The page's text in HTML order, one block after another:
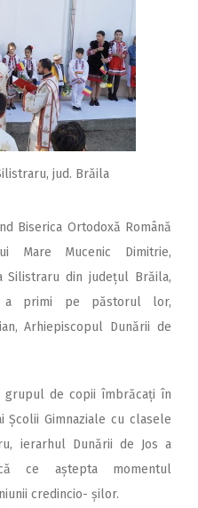
jud. Brăila
Bi­serica Ortodoxă Ro­mână
Mare Mucenic Dimitrie,
Silistraru din județul Brăila,
a primi pe păstorul lor,
Arhiepiscopul Dunării de
grupul de copii îmbrăcați în
Gimnaziale cu clasele
ierarhul Dunării de Jos a
ce aștepta momentul
credincio- șilor.